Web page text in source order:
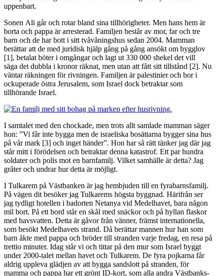
uppenbart.
Sonen Ali går och rotar bland sina tillhörigheter. Men hans hem är
borta och pappa är arresterad. Familjen består av mor, far och tre
barn och de har bott i sitt tvåvåningshus sedan 2004. Mamman
berättar att de med juridisk hjälp gång på gång ansökt om bygglov
[1], betalat böter i omgångar och lagt ut 330 000 shekel det vill
säga det dubbla i kronor räknat, men utan att fått sitt tillstånd [2]. Nu
väntar räkningen för rivningen. Familjen är palestinier och bor i
ockuperade östra Jerusalem, som Israel dock betraktar som
tillhörande Israel.
I samtalet med den chockade, men trots allt samlade mamman säger
hon: ”Vi får inte bygga men de israeliska bosättarna bygger sina hus
på vår mark [3] och inget händer”. Hon har så rätt tänker jag där jag
står mitt i förödelsen och betraktar denna katastrof. Ett par hundra
soldater och polis mot en barnfamilj. Vilket samhälle är detta? Jag
gråter och undrar hur detta är möjligt.
I Tulkarem på Västbanken är jag hembjuden till en fyrabarnsfamilj.
På vägen dit besöker jag Tulkarems högsta byggnad. Härifrån ser
jag tydligt hotellen i badorten Netanya vid Medelhavet, bara någon
mil bort. På ett bord står en skål med snäckor och på hyllan flaskor
med havsvatten. Detta är gåvor från vänner, främst internationella,
som besökt Medelhavets strand. Då berättar mannen hur han som
barn åkte med pappa och bröder till stranden varje fredag, en resa på
trettio minuter. Idag står vi och tittar på den mur som Israel byggt
under 2000-talet mellan havet och Tulkarem. De fyra pojkarna får
aldrig uppleva glädjen av att bygga sandslott på stranden, för
mamma och pappa har ett grönt ID-kort, som alla andra Västbanks-